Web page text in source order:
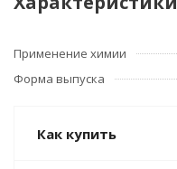
Применение химии
Форма выпуска
Как купить